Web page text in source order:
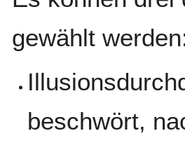
gewählt
beschwört,